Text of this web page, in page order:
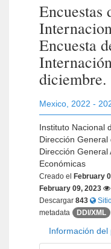
Encuestas
Encuesta
diciembre.
Mexico 2022 -
Instituto Nacional
Dirección General
Dirección General
Económicas
Creado el February
February 09, 2023
Descargar 843
metadata
DDI/XML
Información